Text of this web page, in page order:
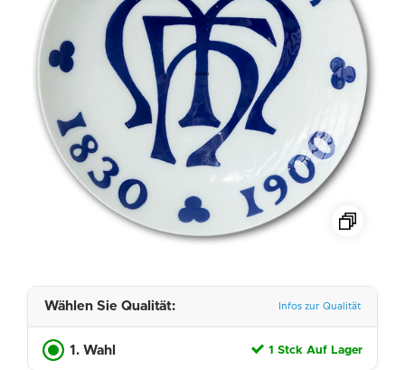
Wählen Sie Qualität: Infos zur Qualität
1. Wahl 1 Stck Auf Lager